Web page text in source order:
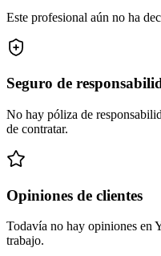
Este profesional aún no ha
Seguro de
No hay póliza de
de contratar.
Opiniones de clientes
Todavía no hay opiniones en
trabajo.